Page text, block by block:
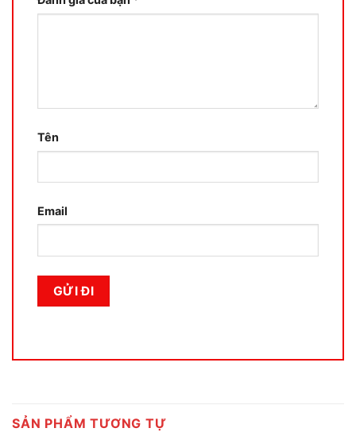
Tên
Email
SẢN PHẨM TƯƠNG TỰ